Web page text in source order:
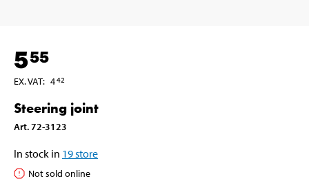
555
EX. VAT: 442
Steering joint
Art.72-3123
In stock in 19store
Not sold online